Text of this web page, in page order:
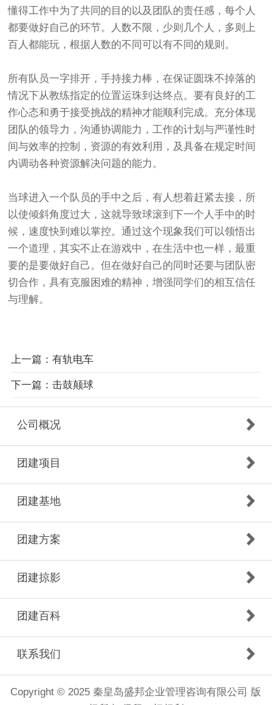
懂得工作中为了共同的目的以及团队的责任感，每个人
都要做好自己的环节。人数不限，少则几个人，多则上
百人都能玩，根据人数的不同可以有不同的规则。
所有队员一字排开，手持接力棒，在保证圆珠不掉落的
情况下从教练指定的位置运珠到达终点。要有良好的工
作心态和勇于接受挑战的精神才能顺利完成。充分体现
团队的领导力，沟通协调能力，工作的计划与严谨性时
间与效率的控制，资源的有效利用，及具备在规定时间
内调动各种资源解决问题的能力。
当球进入一个队员的手中之后，有人想着赶紧去接，所
以使倾斜角度过大，这就导致球滚到下一个人手中的时
候，速度快到难以掌控。通过这个现象我们可以领悟出
一个道理，其实不止在游戏中，在生活中也一样，最重
要的是要做好自己。但在做好自己的同时还要与团队密
切合作，具有克服困难的精神，增强同学们的相互信任
与理解。
上一篇：有轨电车
下一篇：击鼓颠球
公司概况
团建项目
团建基地
团建方案
团建掠影
团建百科
联系我们
Copyright © 2025 秦皇岛盛邦企业管理咨询有限公司 版